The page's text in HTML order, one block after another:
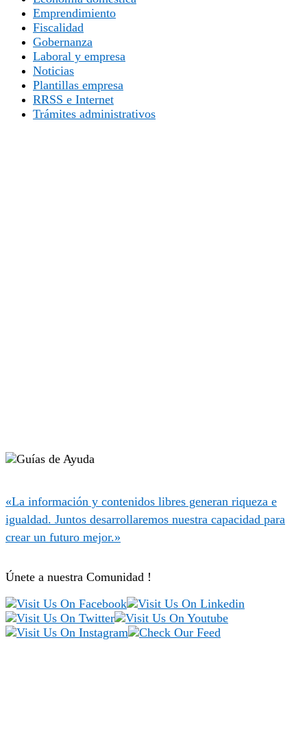
Emprendimiento
Fiscalidad
Gobernanza
Laboral y empresa
Noticias
Plantillas empresa
RRSS e Internet
Trámites administrativos
«La información y contenidos libres generan riqueza e
igualdad. Juntos desarrollaremos nuestra capacidad para
crear un futuro mejor.»
Únete a nuestra Comunidad !